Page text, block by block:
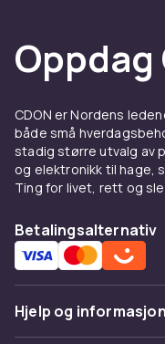
Oppdag
CDON er Nordens
både små
stadig større utvalg av
og elektronikk til hage,
Ting for livet, rett og
Betalingsalternativ
Hjelp og informasjon